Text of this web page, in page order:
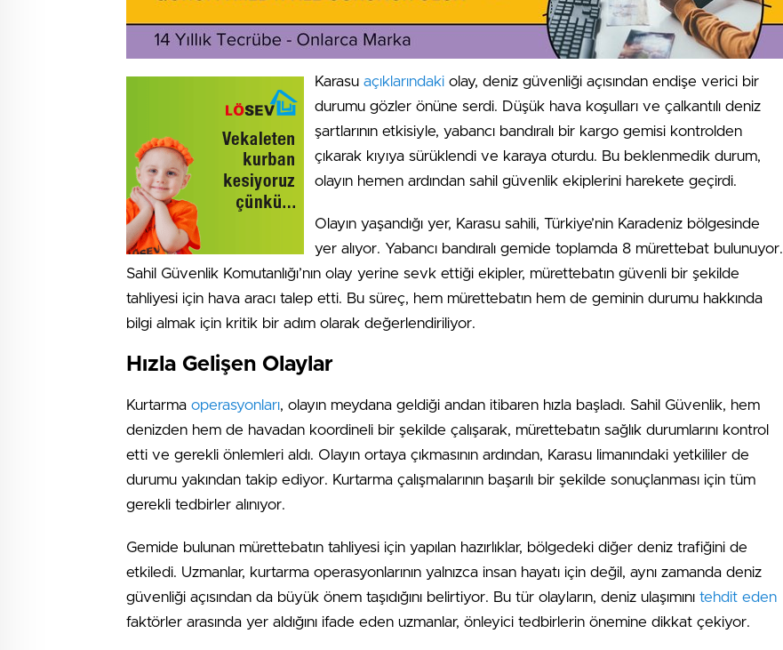
Karasu açıklarındaki olay, deniz güvenliği açısından endişe verici bir
durumu gözler önüne serdi. Düşük hava koşulları ve çalkantılı deniz
şartlarının etkisiyle, yabancı bandıralı bir kargo gemisi kontrolden
çıkarak kıyıya sürüklendi ve karaya oturdu. Bu beklenmedik durum,
olayın hemen ardından sahil güvenlik ekiplerini harekete geçirdi.
Olayın yaşandığı yer, Karasu sahili, Türkiye’nin Karadeniz bölgesinde
yer alıyor. Yabancı bandıralı gemide toplamda 8 mürettebat bulunuyor.
Sahil Güvenlik Komutanlığı’nın olay yerine sevk ettiği ekipler, mürettebatın güvenli bir şekilde
tahliyesi için hava aracı talep etti. Bu süreç, hem mürettebatın hem de geminin durumu hakkında
bilgi almak için kritik bir adım olarak değerlendiriliyor.
Hızla Gelişen Olaylar
Kurtarma operasyonları, olayın meydana geldiği andan itibaren hızla başladı. Sahil Güvenlik, hem
denizden hem de havadan koordineli bir şekilde çalışarak, mürettebatın sağlık durumlarını kontrol
etti ve gerekli önlemleri aldı. Olayın ortaya çıkmasının ardından, Karasu limanındaki yetkililer de
durumu yakından takip ediyor. Kurtarma çalışmalarının başarılı bir şekilde sonuçlanması için tüm
gerekli tedbirler alınıyor.
Gemide bulunan mürettebatın tahliyesi için yapılan hazırlıklar, bölgedeki diğer deniz trafiğini de
etkiledi. Uzmanlar, kurtarma operasyonlarının yalnızca insan hayatı için değil, aynı zamanda deniz
güvenliği açısından da büyük önem taşıdığını belirtiyor. Bu tür olayların, deniz ulaşımını tehdit eden
faktörler arasında yer aldığını ifade eden uzmanlar, önleyici tedbirlerin önemine dikkat çekiyor.